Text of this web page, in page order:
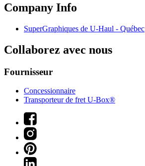
Company Info
SuperGraphiques de U-Haul - Québec
Collaborez avec nous
Fournisseur
Concessionnaire
Transporteur de fret U-Box®